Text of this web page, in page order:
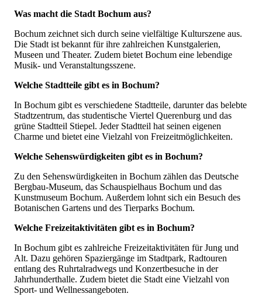
Was macht die Stadt Bochum aus?
Bochum zeichnet sich durch seine vielfältige Kulturszene aus.
Die Stadt ist bekannt für ihre zahlreichen Kunstgalerien,
Museen und Theater. Zudem bietet Bochum eine lebendige
Musik- und Veranstaltungsszene.
Welche Stadtteile gibt es in Bochum?
In Bochum gibt es verschiedene Stadtteile, darunter das belebte
Stadtzentrum, das studentische Viertel Querenburg und das
grüne Stadtteil Stiepel. Jeder Stadtteil hat seinen eigenen
Charme und bietet eine Vielzahl von Freizeitmöglichkeiten.
Welche Sehenswürdigkeiten gibt es in Bochum?
Zu den Sehenswürdigkeiten in Bochum zählen das Deutsche
Bergbau-Museum, das Schauspielhaus Bochum und das
Kunstmuseum Bochum. Außerdem lohnt sich ein Besuch des
Botanischen Gartens und des Tierparks Bochum.
Welche Freizeitaktivitäten gibt es in Bochum?
In Bochum gibt es zahlreiche Freizeitaktivitäten für Jung und
Alt. Dazu gehören Spaziergänge im Stadtpark, Radtouren
entlang des Ruhrtalradwegs und Konzertbesuche in der
Jahrhunderthalle. Zudem bietet die Stadt eine Vielzahl von
Sport- und Wellnessangeboten.